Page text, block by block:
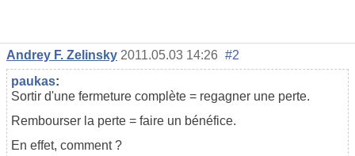
Andrey F. Zelinsky 2011.05.03 14:26 #2
paukas:
Sortir d'une fermeture complète = regagner une perte.
Rembourser la perte = faire un bénéfice.
En effet, comment ?